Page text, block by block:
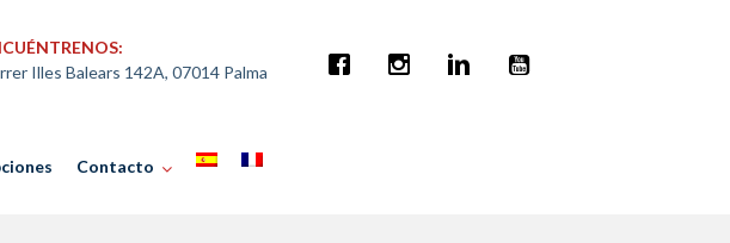
Illes Balears 142A, 07014 Palma
Contacto